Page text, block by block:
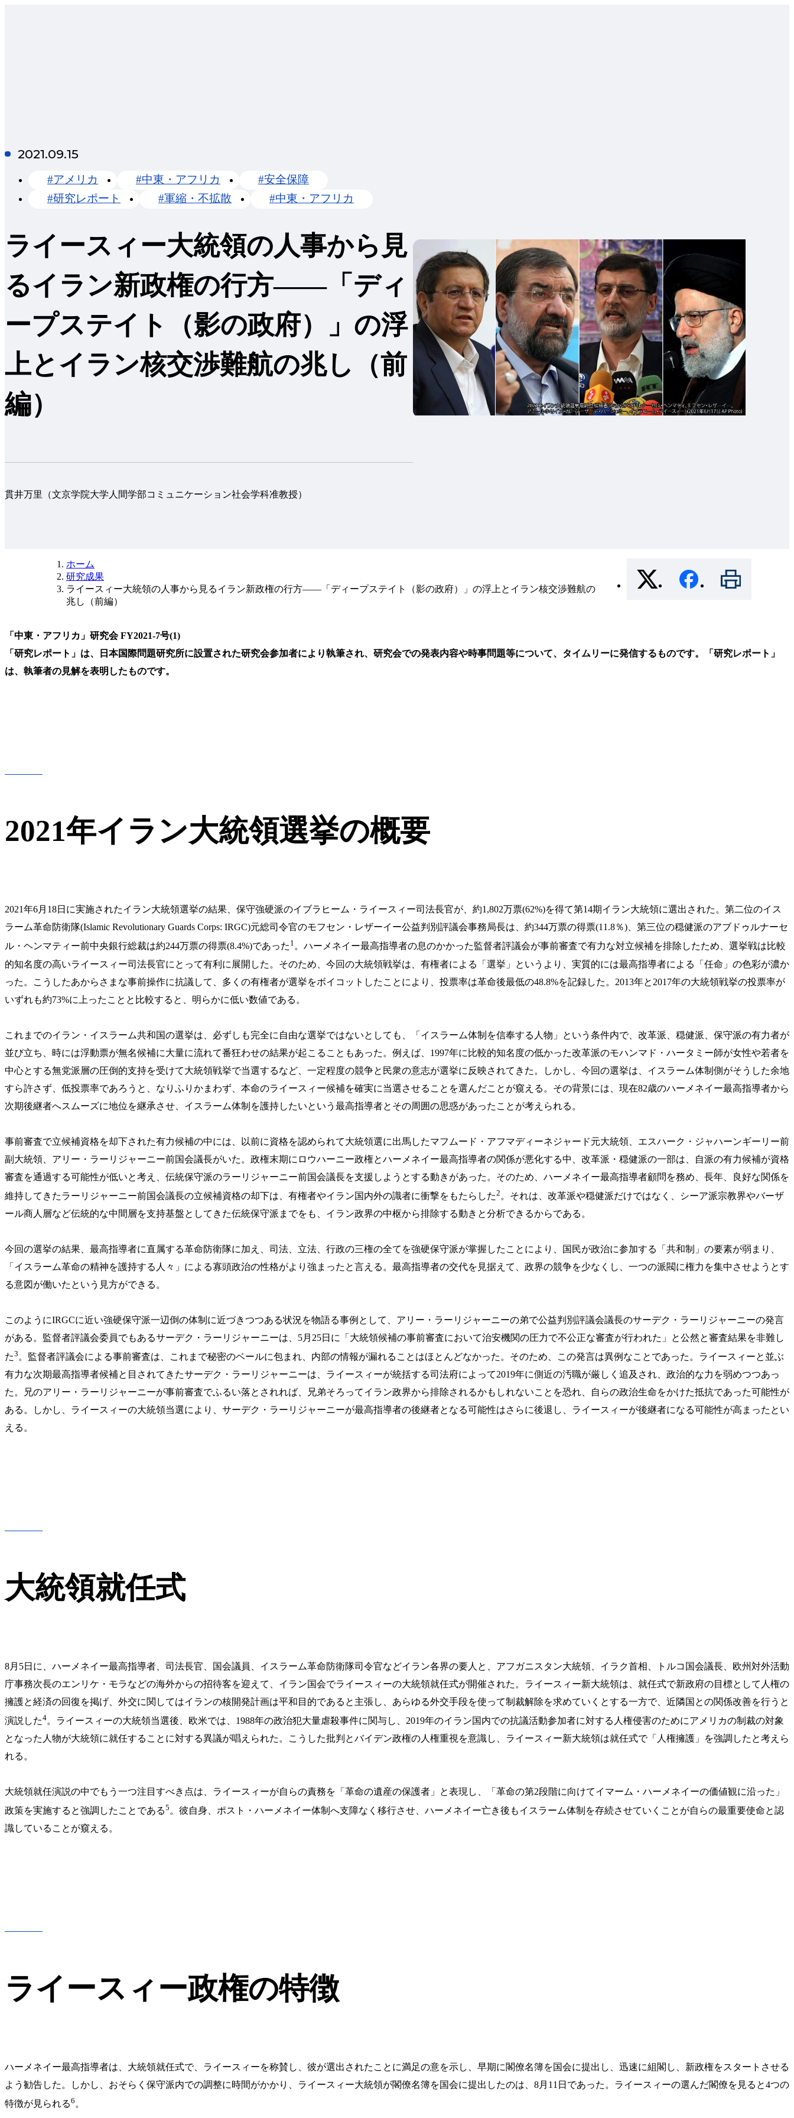
2021.09.15
#アメリカ #中東・アフリカ
#安全保障
#研究レポート
#軍縮・不拡散 #中東・アフリカ
ライースィー大統領の人事から見
るイラン新政権の行方――「ディ
ープステイト（影の政府）」の浮
上とイラン核交渉難航の兆し（前
編）
貫井万里（文京学院大学人間学部コミュニケーション社会学科准教授）
ホーム
研究成果
ライースィー大統領の人事から見るイラン新政権の行方――「ディープステイト（影の政府）」の浮上とイラン核交渉難航の
兆し（前編）
「中東・アフリカ」研究会 FY2021-7号(1)
「研究レポート」は、日本国際問題研究所に設置された研究会参加者により執筆され、研究会での発表内容や時事問題等について、タイムリーに発信するものです。「研究レポート」
は、執筆者の見解を表明したものです。
2021年イラン大統領選挙の概要
2021年6月18日に実施されたイラン大統領選挙の結果、保守強硬派のイブラヒーム・ライースィー司法長官が、約1,802万票(62%)を得て第14期イラン大統領に選出された。第二位のイス
ラーム革命防衛隊(Islamic Revolutionary Guards Corps: IRGC)元総司令官のモフセン・レザーイー公益判別評議会事務局長は、約344万票の得票(11.8％)、第三位の穏健派のアブドゥルナーセ
ル・ヘンマティー前中央銀行総裁は約244万票の得票(8.4%)であった 1。ハーメネイー最高指導者の息のかかった監督者評議会が事前審査で有力な対立候補を排除したため、選挙戦は比較
的知名度の高いライースィー司法長官にとって有利に展開した。そのため、今回の大統領戦挙は、有権者による「選挙」というより、実質的には最高指導者による「任命」の色彩が濃か
った。こうしたあからさまな事前操作に抗議して、多くの有権者が選挙をボイコットしたことにより、投票率は革命後最低の48.8%を記録した。2013年と2017年の大統領戦挙の投票率が
いずれも約73%に上ったことと比較すると、明らかに低い数値である。
これまでのイラン・イスラーム共和国の選挙は、必ずしも完全に自由な選挙ではないとしても、「イスラーム体制を信奉する人物」という条件内で、改革派、穏健派、保守派の有力者が
並び立ち、時には浮動票が無名候補に大量に流れて番狂わせの結果が起こることもあった。例えば、1997年に比較的知名度の低かった改革派のモハンマド・ハータミー師が女性や若者を
中心とする無党派層の圧倒的支持を受けて大統領戦挙で当選するなど、一定程度の競争と民衆の意志が選挙に反映されてきた。しかし、今回の選挙は、イスラーム体制側がそうした余地
すら許さず、低投票率であろうと、なりふりかまわず、本命のライースィー候補を確実に当選させることを選んだことが窺える。その背景には、現在82歳のハーメネイー最高指導者から
次期後継者へスムーズに地位を継承させ、イスラーム体制を護持したいという最高指導者とその周囲の思惑があったことが考えられる。
事前審査で立候補資格を却下された有力候補の中には、以前に資格を認められて大統領選に出馬したマフムード・アフマディーネジャード元大統領、エスハーク・ジャハーンギーリー前
副大統領、アリー・ラーリジャーニー前国会議長がいた。政権末期にロウハーニー政権とハーメネイー最高指導者の関係が悪化する中、改革派・穏健派の一部は、自派の有力候補が資格
審査を通過する可能性が低いと考え、伝統保守派のラーリジャーニー前国会議長を支援しようとする動きがあった。そのため、ハーメネイー最高指導者顧問を務め、長年、良好な関係を
維持してきたラーリジャーニー前国会議長の立候補資格の却下は、有権者やイラン国内外の識者に衝撃をもたらした2 。それは、改革派や穏健派だけではなく、シーア派宗教界やバーザ
ール商人層など伝統的な中間層を支持基盤としてきた伝統保守派までをも、イラン政界の中枢から排除する動きと分析できるからである。
今回の選挙の結果、最高指導者に直属する革命防衛隊に加え、司法、立法、行政の三権の全てを強硬保守派が掌握したことにより、国民が政治に参加する「共和制」の要素が弱まり、
「イスラーム革命の精神を護持する人々」による寡頭政治の性格がより強まったと言える。最高指導者の交代を見据えて、政界の競争を少なくし、一つの派閥に権力を集中させようとす
る意図が働いたという見方ができる。
このようにIRGCに近い強硬保守派一辺倒の体制に近づきつつある状況を物語る事例として、アリー・ラーリジャーニーの弟で公益判別評議会議長のサーデク・ラーリジャーニーの発言
がある。監督者評議会委員でもあるサーデク・ラーリジャーニーは、5月25日に「大統領候補の事前審査において治安機関の圧力で不公正な審査が行われた」と公然と審査結果を非難し
た3 。監督者評議会による事前審査は、これまで秘密のベールに包まれ、内部の情報が漏れることはほとんどなかった。そのため、この発言は異例なことであった。ライースィーと並ぶ
有力な次期最高指導者候補と目されてきたサーデク・ラーリジャーニーは、ライースィーが統括する司法府によって2019年に側近の汚職が厳しく追及され、政治的な力を弱めつつあっ
た。兄のアリー・ラーリジャーニーが事前審査でふるい落とされれば、兄弟そろってイラン政界から排除されるかもしれないことを恐れ、自らの政治生命をかけた抵抗であった可能性が
ある。しかし、ライースィーの大統領当選により、サーデク・ラーリジャーニーが最高指導者の後継者となる可能性はさらに後退し、ライースィーが後継者になる可能性が高まったとい
える。
大統領就任式
8月5日に、ハーメネイー最高指導者、司法長官、国会議員、イスラーム革命防衛隊司令官などイラン各界の要人と、アフガニスタン大統領、イラク首相、トルコ国会議長、欧州対外活動
庁事務次長のエンリケ・モラなどの海外からの招待客を迎えて、イラン国会でライースィーの大統領就任式が開催された。ライースィー新大統領は、就任式で新政府の目標として人権の
擁護と経済の回復を掲げ、外交に関してはイランの核開発計画は平和目的であると主張し、あらゆる外交手段を使って制裁解除を求めていくとする一方で、近隣国との関係改善を行うと
演説した4。ライースィーの大統領当選後、欧米では、1988年の政治犯大量虐殺事件に関与し、2019年のイラン国内での抗議活動参加者に対する人権侵害のためにアメリカの制裁の対象
となった人物が大統領に就任することに対する異議が唱えられた。こうした批判とバイデン政権の人権重視を意識し、ライースィー新大統領は就任式で「人権擁護」を強調したと考えら
れる。
大統領就任演説の中でもう一つ注目すべき点は、ライースィーが自らの責務を「革命の遺産の保護者」と表現し、「革命の第2段階に向けてイマーム・ハーメネイーの価値観に沿った」
政策を実施すると強調したことである5。彼自身、ポスト・ハーメネイー体制へ支障なく移行させ、ハーメネイー亡き後もイスラーム体制を存続させていくことが自らの最重要使命と認
識していることが窺える。
ライースィー政権の特徴
ハーメネイー最高指導者は、大統領就任式で、ライースィーを称賛し、彼が選出されたことに満足の意を示し、早期に閣僚名簿を国会に提出し、迅速に組閣し、新政権をスタートさせる
よう勧告した。しかし、おそらく保守派内での調整に時間がかかり、ライースィー大統領が閣僚名簿を国会に提出したのは、8月11日であった。ライースィーの選んだ閣僚を見ると4つの
特徴が見られる6 。